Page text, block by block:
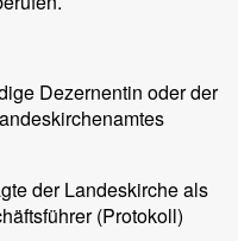
Dezernentin oder der
der Landeskirche als
(Protokoll)